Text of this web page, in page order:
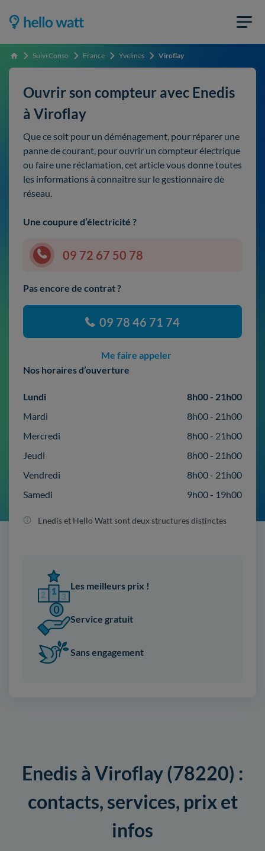
Accueil Suivi Conso France Yvelines Viroflay
Ouvrir son compteur avec Enedis
à Viroflay
Que ce soit pour un déménagement, pour réparer une
panne de courant, pour ouvrir un compteur électrique
ou faire une réclamation, cet article vous donne toutes
les informations à connaître sur le gestionnaire de
réseau.
Une coupure d’électricité ?
09 72 67 50 78
Pas encore de contrat ?
09 78 46 71 74
Me faire appeler
Nos horaires d’ouverture
Lundi
8h00 - 21h00
Mardi
8h00 - 21h00
Mercredi
8h00 - 21h00
Jeudi
8h00 - 21h00
Vendredi
8h00 - 21h00
Samedi
9h00 - 19h00
Enedis et Hello Watt sont deux structures distinctes
Les meilleurs prix !
Service gratuit
Sans engagement
Enedis à Viroflay (78220) :
contacts, services, prix et
infos